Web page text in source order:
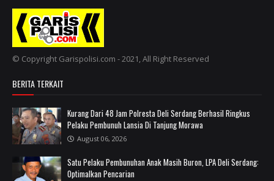
© Copyright Garispolisi.com - 2021, All Right Reserved
BERITA TERKAIT
Kurang Dari 48 Jam Polresta Deli Serdang Berhasil Ringkus
Pelaku Pembunuh Lansia Di Tanjung Morawa
August 06, 2026
Satu Pelaku Pembunuhan Anak Masih Buron, LPA Deli Serdang:
Optimalkan Pencarian